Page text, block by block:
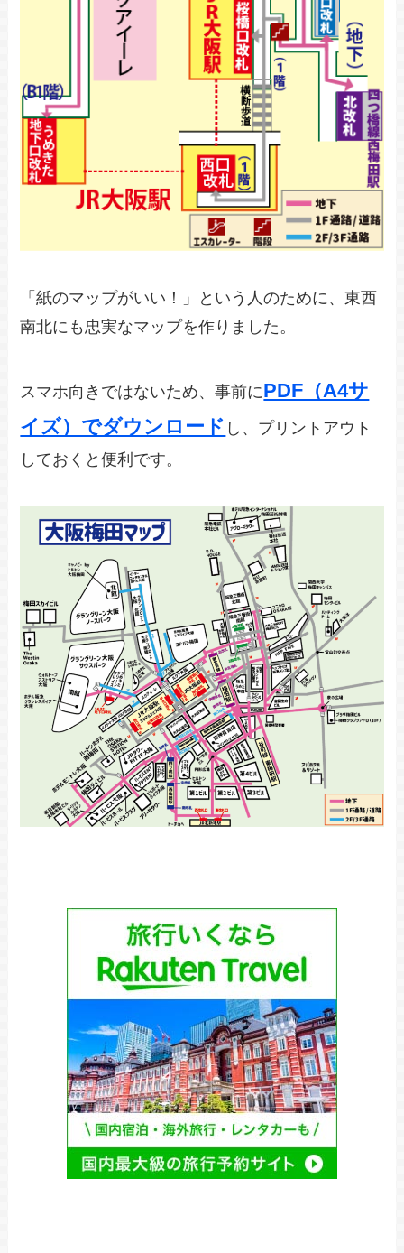
「紙のマップがいい！」という人のために、東西
南北にも忠実なマップを作りました。
スマホ向きではないため、事前にPDF（A4サ
イズ）でダウンロード し、プリントアウト
しておくと便利です。